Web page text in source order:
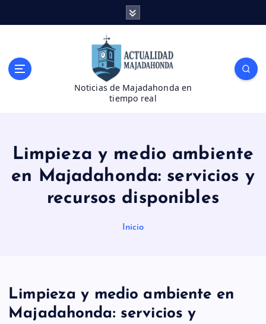
Noticias de Majadahonda en
tiempo real
Limpieza y medio ambiente
en Majadahonda: servicios y
recursos disponibles
Inicio
Limpieza y medio ambiente en
Majadahonda: servicios y